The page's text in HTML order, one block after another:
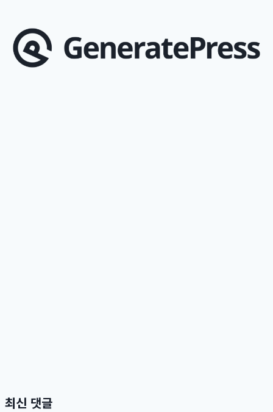
최신 댓글